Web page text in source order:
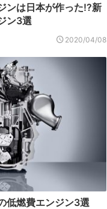
ンは日本が作った!?新
ン3選
2020/04/08
低燃費エンジン3選